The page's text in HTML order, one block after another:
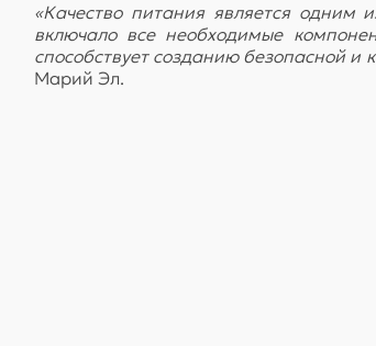
«Качество питания является
включало все необходимые
способствует созданию безопасной и
Марий Эл.